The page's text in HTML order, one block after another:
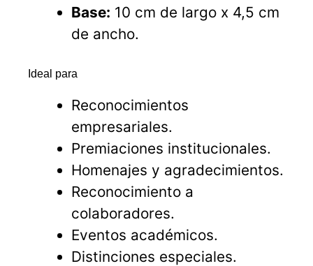
Base: 10 cm de largo x 4,5 cm
de ancho.
Ideal para
Reconocimientos
empresariales.
Premiaciones institucionales.
Homenajes y agradecimientos.
Reconocimiento a
colaboradores.
Eventos académicos.
Distinciones especiales.